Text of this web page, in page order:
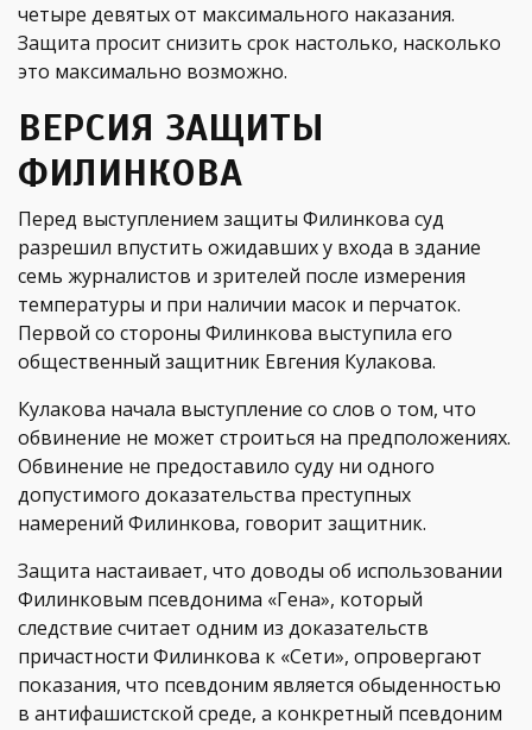
четыре девятых от максимального наказания.
Защита просит снизить срок настолько, насколько
это максимально возможно.
ВЕРСИЯ ЗАЩИТЫ
ФИЛИНКОВА
Перед выступлением защиты Филинкова суд
разрешил впустить ожидавших у входа в здание
семь журналистов и зрителей после измерения
температуры и при наличии масок и перчаток.
Первой со стороны Филинкова выступила его
общественный защитник Евгения Кулакова.
Кулакова начала выступление со слов о том, что
обвинение не может строиться на предположениях.
Обвинение не предоставило суду ни одного
допустимого доказательства преступных
намерений Филинкова, говорит защитник.
Защита настаивает, что доводы об использовании
Филинковым псевдонима «Гена», который
следствие считает одним из доказательств
причастности Филинкова к «Сети», опровергают
показания, что псевдоним является обыденностью
в антифашистской среде, а конкретный псевдоним